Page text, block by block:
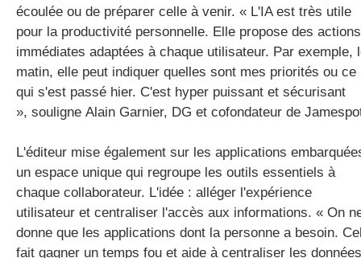
écoulée ou de préparer celle à venir. « L'IA est très utile
pour la productivité personnelle. Elle propose des actions
immédiates adaptées à chaque utilisateur. Par exemple,
matin, elle peut indiquer quelles sont mes priorités ou ce
qui s'est passé hier. C'est hyper puissant et sécurisant
», souligne Alain Garnier, DG et cofondateur de
L'éditeur mise également sur les applications
un espace unique qui regroupe les outils essentiels à
chaque collaborateur. L'idée : alléger l'expérience
utilisateur et centraliser l'accès aux informations. « On
donne que les applications dont la personne a besoin.
fait gagner un temps fou et aide à centraliser les données